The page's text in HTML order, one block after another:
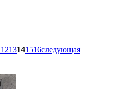
1213141516следующая